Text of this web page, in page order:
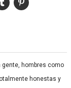
gente, hombres como
honestas y